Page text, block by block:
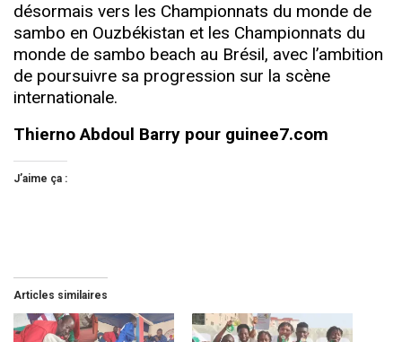
désormais vers les Championnats du monde de
sambo en Ouzbékistan et les Championnats du
monde de sambo beach au Brésil, avec l’ambition
de poursuivre sa progression sur la scène
internationale.
Thierno Abdoul Barry pour guinee7.com
J’aime ça :
Articles similaires